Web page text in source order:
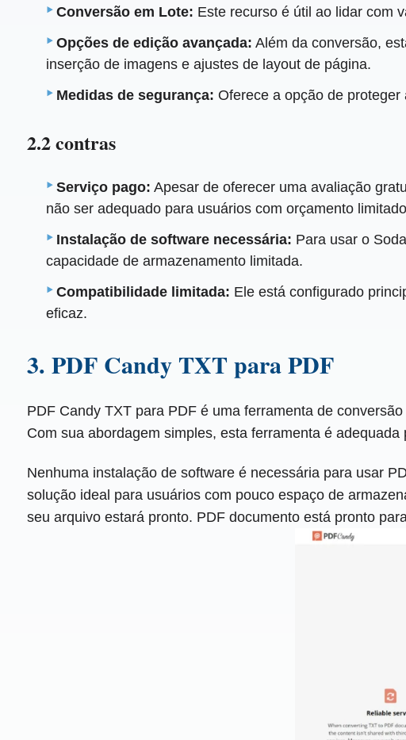
Conversão em Lote: Este recurso é útil ao lidar com
Opções de edição avançada: Além da conversão,
inserção de imagens e ajustes de layout de página.
Medidas de segurança: Oferece a opção de
2.2 contras
Serviço pago: Apesar de oferecer uma avaliação
não ser adequado para usuários com orçamento
Instalação de software necessária: Para usar o
capacidade de armazenamento limitada.
Compatibilidade limitada: Ele está configurado
eficaz.
3. PDF Candy TXT para PDF
PDF Candy TXT para PDF é uma ferramenta de
Com sua abordagem simples, esta ferramenta é
Nenhuma instalação de software é necessária para usar
solução ideal para usuários com pouco espaço de
seu arquivo estará pronto. PDF documento está pronto